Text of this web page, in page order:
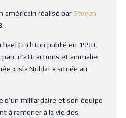
américain réalisé parSteven
Crichton publié en 1990,
d’attractions et animalier
« Isla Nublar » située au
d’un milliardaire et son équipe
à ramener à la vie des